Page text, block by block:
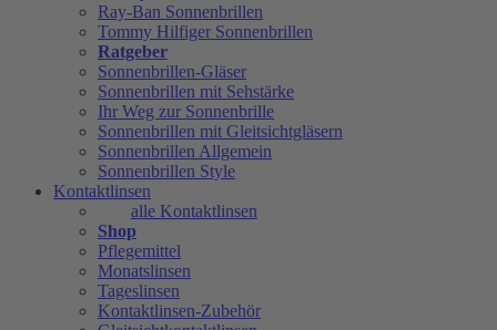
Ray-Ban Sonnenbrillen
Tommy Hilfiger Sonnenbrillen
Ratgeber
Sonnenbrillen-Gläser
Sonnenbrillen mit Sehstärke
Ihr Weg zur Sonnenbrille
Sonnenbrillen mit Gleitsichtgläsern
Sonnenbrillen Allgemein
Sonnenbrillen Style
Kontaktlinsen
alle Kontaktlinsen
Shop
Pflegemittel
Monatslinsen
Tageslinsen
Kontaktlinsen-Zubehör